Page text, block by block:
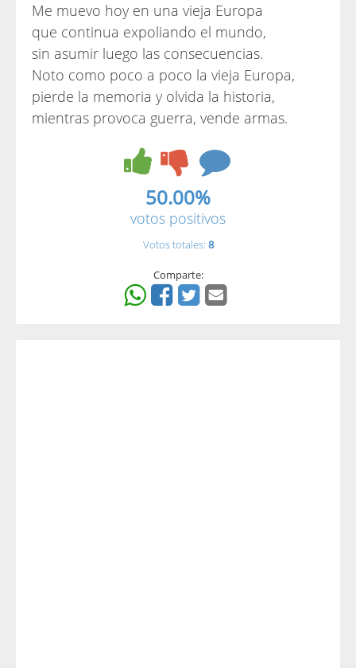
Me muevo hoy en una vieja Europa
que continua expoliando el mundo,
sin asumir luego las consecuencias.
Noto como poco a poco la vieja Europa,
pierde la memoria y olvida la historia,
mientras provoca guerra, vende armas.
50.00%
votos positivos
Votos totales: 8
Comparte: